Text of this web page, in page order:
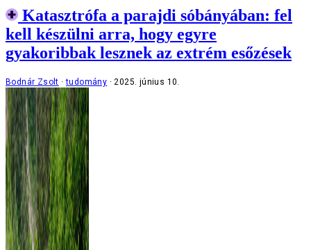
Katasztrófa a parajdi sóbányában: fel
kell készülni arra, hogy egyre
gyakoribbak lesznek az extrém esőzések
Bodnár Zsolt tudomány 2025. június 10.